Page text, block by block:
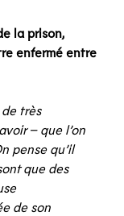
la prison,
enfermé entre
de très
– que l’on
pense qu’il
que des
de son